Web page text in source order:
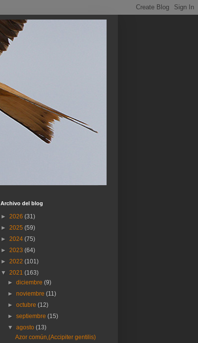
Archivo del blog
► 2026 (31)
► 2025 (59)
► 2024 (75)
► 2023 (64)
► 2022 (101)
▼ 2021 (163)
►diciembre(9)
►noviembre(11)
►octubre(12)
►septiembre(15)
▼agosto(13)
Azor común,(Accipiter gentilis)